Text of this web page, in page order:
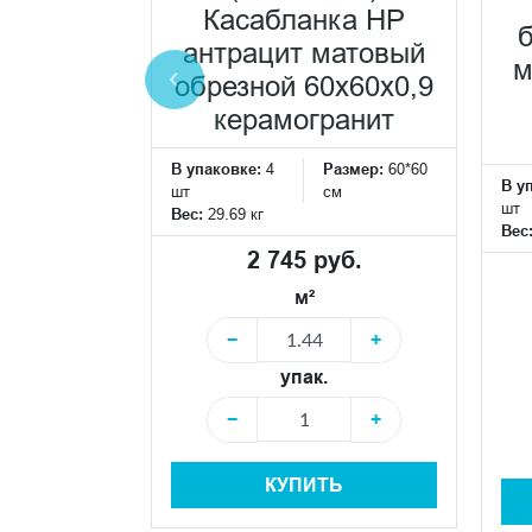
Касабланка HP
антрацит матовый
обрезной 60x60x0,9
керамогранит
В упаковке: 4
шт
Размер: 60*60
см
Вес: 29.69 кг
2 745 руб.
м²
−
+
упак.
−
+
КУПИТЬ
В
шт
Вес: